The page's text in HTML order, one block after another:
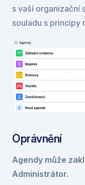
s vaší organizační
souladu s principy
Oprávnění
Agendy může
Administrátor.